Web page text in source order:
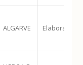
ALGARVE Elaboração